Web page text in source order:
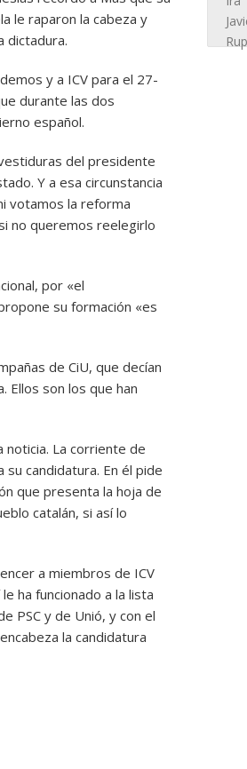
le raparon la cabeza y
dictadura.
y a ICV para el 27-
durante las dos
español.
del presidente
Y a esa circunstancia
votamos la reforma
no queremos reelegirlo
por «el
su formación «es
de CiU, que decían
Ellos son los que han
noticia. La corriente de
candidatura. En él pide
que presenta la hoja de
catalán, si así lo
a miembros de ICV
ha funcionado a la lista
PSC y de Unió, y con el
la candidatura